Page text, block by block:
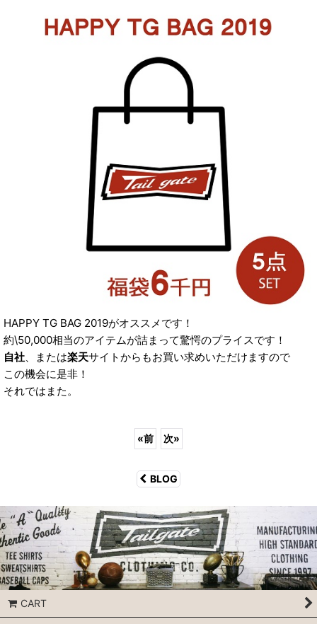
HAPPY TG BAG 2019がオススメです！
約\50,000相当のアイテムが詰まって驚愕のプライスです！
自社 、または楽天サイトからもお買い求めいただけますので
この機会に是非！
それではまた。
«前 次»
BLOG
CART